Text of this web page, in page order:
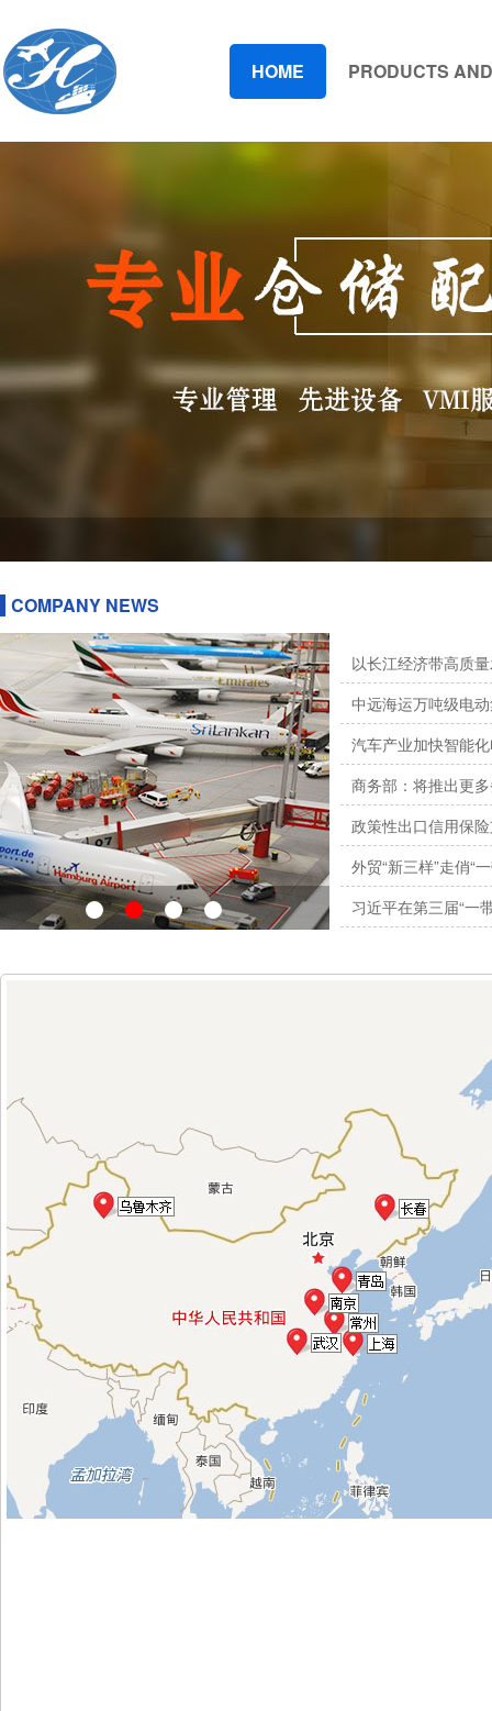
HOME PRODUCTS
COMPANY NEWS
以长江经济带高质
中远海运万吨级电
汽车产业加快智能
商务部：将推出更
政策性出口信用保
外贸“新三样”走俏“
习近平在第三届“一